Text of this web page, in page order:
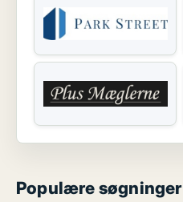
Populære søgninger